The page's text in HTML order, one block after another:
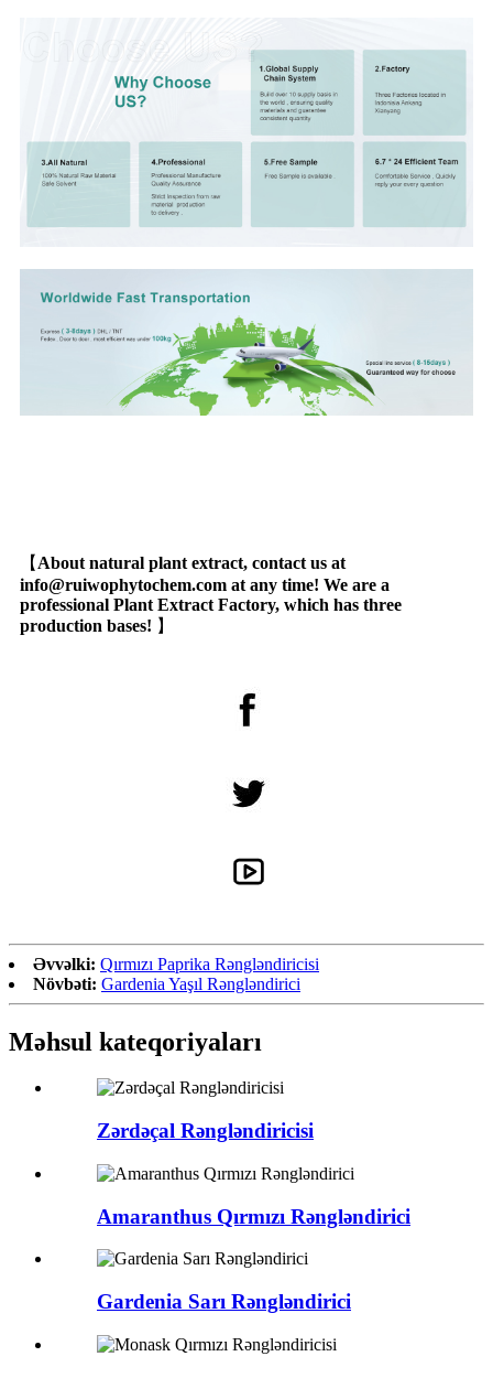
【 About natural plant extract, contact us at
info@ruiwophytochem.com at any time! We are a
professional Plant Extract Factory, which has three
production bases! 】
Əvvəlki: Qırmızı Paprika Rəngləndiricisi
Növbəti: Gardenia Yaşıl Rəngləndirici
Məhsul kateqoriyaları
Zərdəçal Rəngləndiricisi
Amaranthus Qırmızı Rəngləndirici
Gardenia Sarı Rəngləndirici